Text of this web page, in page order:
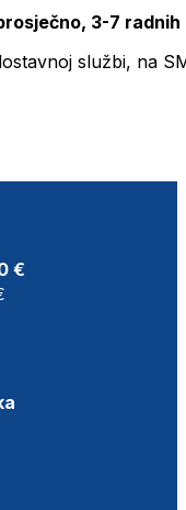
3-7 radnih
službi, na
€